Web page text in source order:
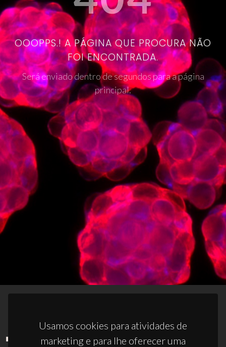
OOOPPS.! A PÁGINA QUE PROCURA NÃO
FOI ENCONTRADA.
Será enviado dentro de segundos para a página
principal.
Usamos cookies para atividades de
marketing e para lhe oferecer uma